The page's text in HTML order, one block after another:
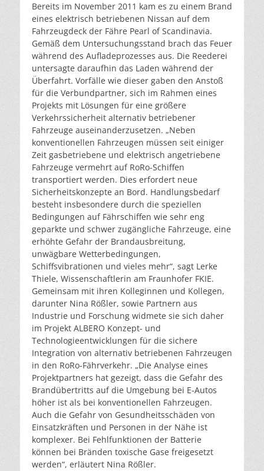
Bereits im November 2011 kam es zu einem Brand
eines elektrisch betriebenen Nissan auf dem
Fahrzeugdeck der Fähre Pearl of Scandinavia.
Gemäß dem Untersuchungsstand brach das Feuer
während des Aufladeprozesses aus. Die Reederei
untersagte daraufhin das Laden während der
Überfahrt. Vorfälle wie dieser gaben den Anstoß
für die Verbundpartner, sich im Rahmen eines
Projekts mit Lösungen für eine größere
Verkehrssicherheit alternativ betriebener
Fahrzeuge auseinanderzusetzen. „Neben
konventionellen Fahrzeugen müssen seit einiger
Zeit gasbetriebene und elektrisch angetriebene
Fahrzeuge vermehrt auf RoRo-Schiffen
transportiert werden. Dies erfordert neue
Sicherheitskonzepte an Bord. Handlungsbedarf
besteht insbesondere durch die speziellen
Bedingungen auf Fährschiffen wie sehr eng
geparkte und schwer zugängliche Fahrzeuge, eine
erhöhte Gefahr der Brandausbreitung,
unwägbare Wetterbedingungen,
Schiffsvibrationen und vieles mehr“, sagt Lerke
Thiele, Wissenschaftlerin am Fraunhofer FKIE.
Gemeinsam mit ihren Kolleginnen und Kollegen,
darunter Nina Rößler, sowie Partnern aus
Industrie und Forschung widmete sie sich daher
im Projekt ALBERO Konzept- und
Technologieentwicklungen für die sichere
Integration von alternativ betriebenen Fahrzeugen
in den RoRo-Fährverkehr. „Die Analyse eines
Projektpartners hat gezeigt, dass die Gefahr des
Brandübertritts auf die Umgebung bei E-Autos
höher ist als bei konventionellen Fahrzeugen.
Auch die Gefahr von Gesundheitsschäden von
Einsatzkräften und Personen in der Nähe ist
komplexer. Bei Fehlfunktionen der Batterie
können bei Bränden toxische Gase freigesetzt
werden“, erläutert Nina Rößler.